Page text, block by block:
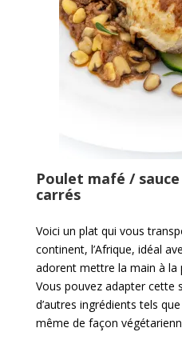
Poulet mafé /
carrés
Voici un plat qui vous
continent, l’Afrique, idéal
adorent mettre la main à la
Vous pouvez adapter cette
d’autres ingrédients tels
même de façon